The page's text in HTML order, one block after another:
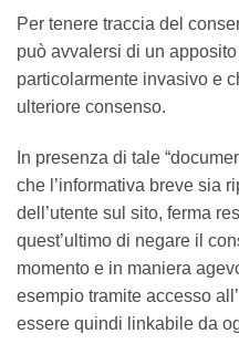
Per tenere traccia del
può avvalersi di un
particolarmente invasivo e
ulteriore consenso.
In presenza di tale
che l’informativa breve sia
dell’utente sul sito, ferma
quest’ultimo di negare il
momento e in maniera
esempio tramite accesso
essere quindi linkabile da